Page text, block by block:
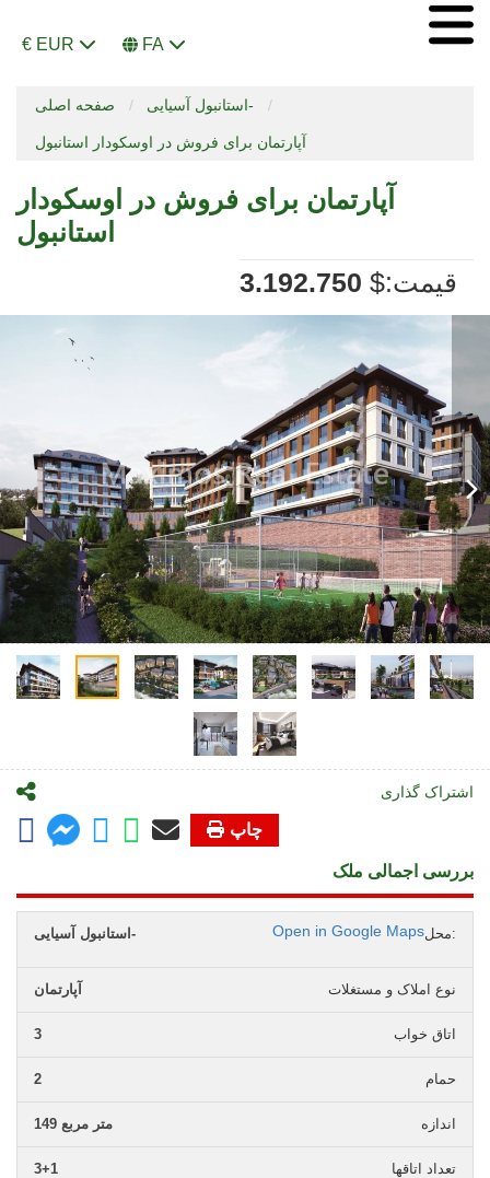
€ EUR FA
صفحه اصلی استانبول آسیایی-
آپارتمان برای فروش در اوسکودار استانبول
آپارتمان برای فروش در اوسکودار
استانبول
:قیمت
3.192.750 $
اشتراک گذاری
چاپ
بررسی اجمالی ملک
محل: استانبول آسیایی- Open in Google Maps
نوع املاک و مستغلات آپارتمان
اتاق خواب 3
حمام 2
اندازه 149 متر مربع
تعداد اتاقها 3+1